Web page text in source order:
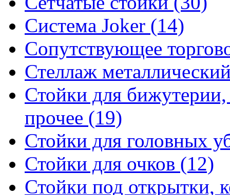
Система Joker (14)
Сопутствующее
Стеллаж
Стойки для
прочее (19)
Стойки для головных
Стойки для очков (12)
Стойки под открытки,